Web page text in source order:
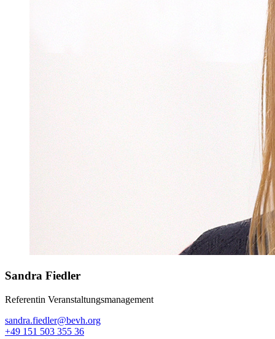
Sandra Fiedler
Referentin Veranstaltungsmanagement
sandra.fiedler@bevh.org
+49 151 503 355 36